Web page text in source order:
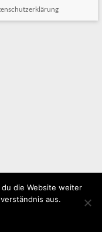
die Website weiter
aus.